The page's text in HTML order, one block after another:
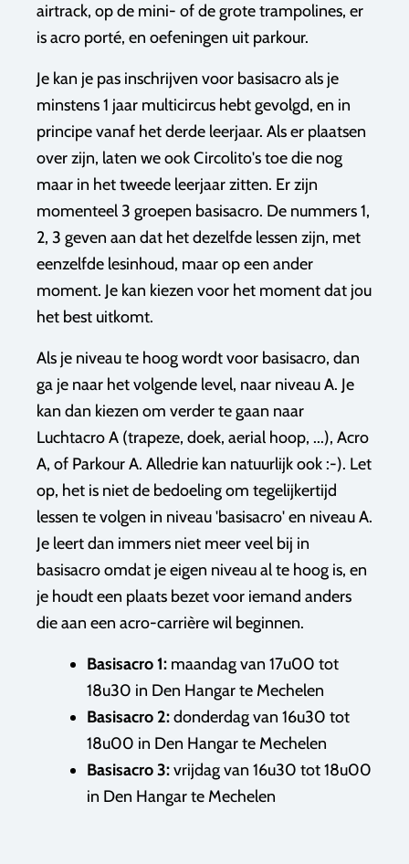
airtrack, op de mini- of de grote trampolines, er
is acro porté, en oefeningen uit parkour.
Je kan je pas inschrijven voor basisacro als je
minstens 1 jaar multicircus hebt gevolgd, en in
principe vanaf het derde leerjaar. Als er plaatsen
over zijn, laten we ook Circolito's toe die nog
maar in het tweede leerjaar zitten. Er zijn
momenteel 3 groepen basisacro. De nummers 1,
2, 3 geven aan dat het dezelfde lessen zijn, met
eenzelfde lesinhoud, maar op een ander
moment. Je kan kiezen voor het moment dat jou
het best uitkomt.
Als je niveau te hoog wordt voor basisacro, dan
ga je naar het volgende level, naar niveau A. Je
kan dan kiezen om verder te gaan naar
Luchtacro A (trapeze, doek, aerial hoop, ...), Acro
A, of Parkour A. Alledrie kan natuurlijk ook :-). Let
op, het is niet de bedoeling om tegelijkertijd
lessen te volgen in niveau 'basisacro' en niveau A.
Je leert dan immers niet meer veel bij in
basisacro omdat je eigen niveau al te hoog is, en
je houdt een plaats bezet voor iemand anders
die aan een acro-carrière wil beginnen.
Basisacro 1: maandag van 17u00 tot
18u30 in Den Hangar te Mechelen
Basisacro 2:donderdag van 16u30 tot
18u00 in Den Hangar te Mechelen
Basisacro 3:vrijdag van 16u30 tot 18u00
in Den Hangar te Mechelen